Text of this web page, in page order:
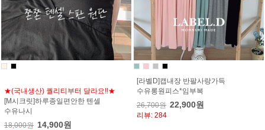
★(국내생산) 퀄리티부터 달라요!!★
[M시크릿]하루종일편안한 텐셀
수유나시
18,000원 14,900원
[라벨D]캡내장 반팔사랑가득
수유롱원피스*임부복
26,700원 22,900원
리뷰: 284